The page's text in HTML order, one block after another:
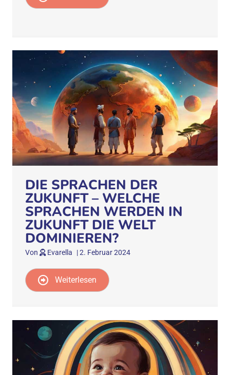
DIE SPRACHEN DER
ZUKUNFT – WELCHE
SPRACHEN WERDEN IN
ZUKUNFT DIE WELT
DOMINIEREN?
Von Evarella |2. Februar 2024
Weiterlesen